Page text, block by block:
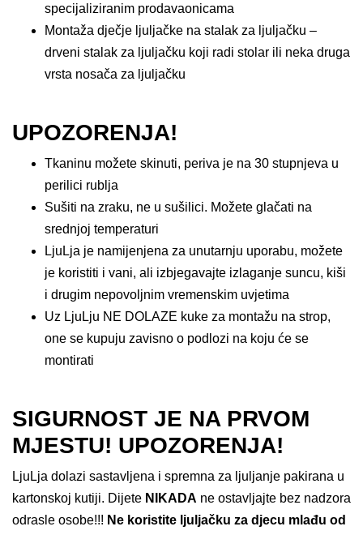
specijaliziranim prodavaonicama
Montaža dječje ljuljačke na stalak za ljuljačku –
drveni stalak za ljuljačku koji radi stolar ili neka druga
vrsta nosača za ljuljačku
UPOZORENJA!
Tkaninu možete skinuti, periva je na 30 stupnjeva u
perilici rublja
Sušiti na zraku, ne u sušilici. Možete glačati na
srednjoj temperaturi
LjuLja je namijenjena za unutarnju uporabu, možete
je koristiti i vani, ali izbjegavajte izlaganje suncu, kiši
i drugim nepovoljnim vremenskim uvjetima
Uz LjuLju NE DOLAZE kuke za montažu na strop,
one se kupuju zavisno o podlozi na koju će se
montirati
SIGURNOST JE NA PRVOM
MJESTU! UPOZORENJA!
LjuLja dolazi sastavljena i spremna za ljuljanje pakirana u
kartonskoj kutiji. Dijete NIKADA ne ostavljajte bez nadzora
odrasle osobe!!! Ne koristite ljuljačku za djecu mlađu od